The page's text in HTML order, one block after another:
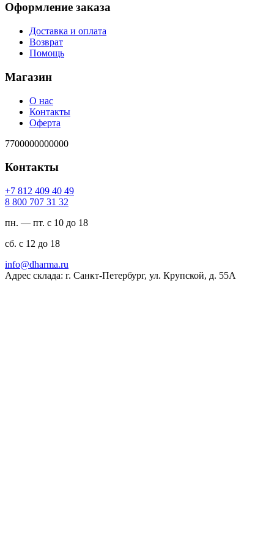
Оформление заказа
Доставка и оплата
Возврат
Помощь
Магазин
О нас
Контакты
Оферта
7700000000000
Контакты
94 04 904 218 7+
23 13 707 008 8
пн. — пт. с 10 до 18
сб. с 12 до 18
ur.amrahd@ofni
Адрес склада: г. Санкт-Петербург, ул. Крупской, д. 55А